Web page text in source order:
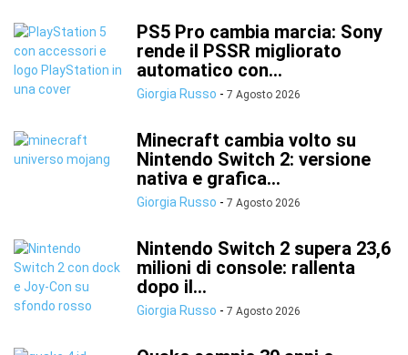
PS5 Pro cambia marcia: Sony
rende il PSSR migliorato
automatico con...
Giorgia Russo - 7 Agosto 2026
Minecraft cambia volto su
Nintendo Switch 2: versione
nativa e grafica...
Giorgia Russo - 7 Agosto 2026
Nintendo Switch 2 supera 23,6
milioni di console: rallenta
dopo il...
Giorgia Russo - 7 Agosto 2026